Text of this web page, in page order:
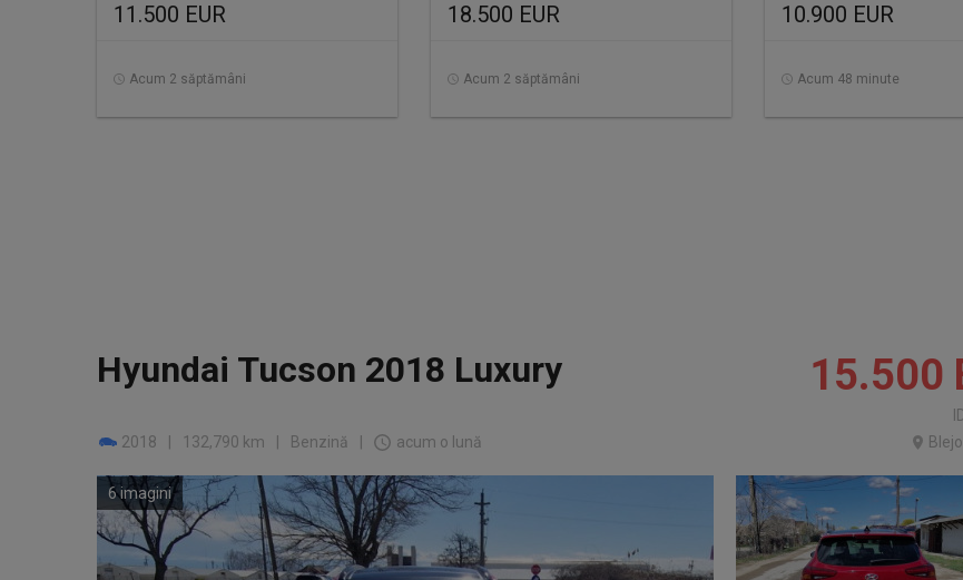
11.500 EUR
Acum 2 săptămâni
18.500 EUR
Acum 2 săptămâni
10.900 EUR
Acum 48 minute
Hyundai Tucson 2018 Luxury 15.500
2018
132,790 km Benzină acum o lună
6 imagini